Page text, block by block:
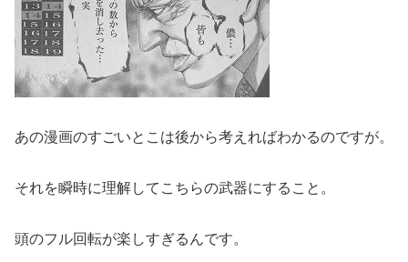
あの漫画のすごいとこは後から考えればわかるのですが。
それを瞬時に理解してこちらの武器にすること。
頭のフル回転が楽しすぎるんです。